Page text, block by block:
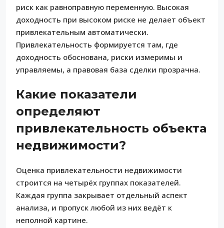
риск как равноправную переменную. Высокая
доходность при высоком риске не делает объект
привлекательным автоматически.
Привлекательность формируется там, где
доходность обоснована, риски измеримы и
управляемы, а правовая база сделки прозрачна.
Какие показатели
определяют
привлекательность объекта
недвижимости?
Оценка привлекательности недвижимости
строится на четырёх группах показателей.
Каждая группа закрывает отдельный аспект
анализа, и пропуск любой из них ведёт к
неполной картине.